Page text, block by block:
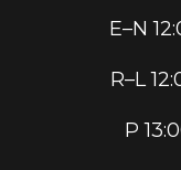
E–N
R–L
P